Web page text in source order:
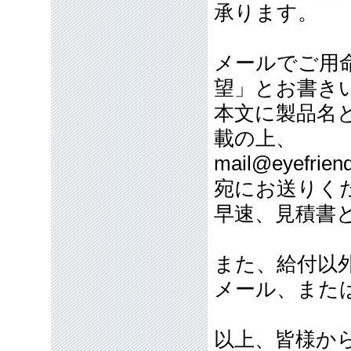
承ります。
メールでご用
望」とお書き
本文に製品名
載の上、
宛にお送りく
早速、見積書
また、給付以
メール、また
以上、皆様か